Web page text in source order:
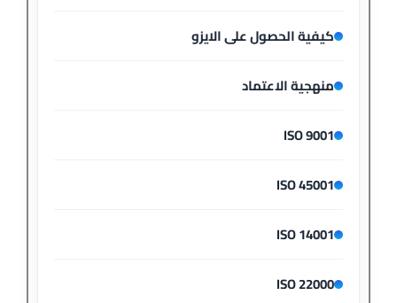
كيفية الحصول على الايزو
منهجية الاعتماد
ISO 9001
ISO 45001
ISO 14001
ISO 22000